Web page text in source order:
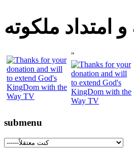
امتداد ملكوته
"
submenu